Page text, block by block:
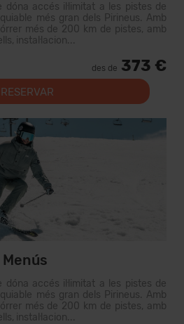
dóna accés il·limitat a les pistes de
més gran dels Pirineus. Amb
més de 200 km de pistes, amb
instal·lacion...
des de 373 €
RESERVAR
dóna accés il·limitat a les pistes de
més gran dels Pirineus. Amb
més de 200 km de pistes, amb
instal·lacion...